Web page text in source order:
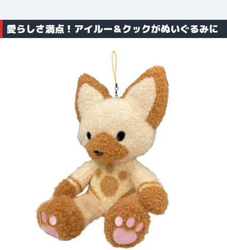
愛らしさ満点！アイルー＆クックがぬいぐるみに